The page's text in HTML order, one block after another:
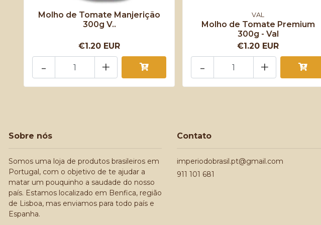
Molho de Tomate Manjerição
300g V..
€1.20 EUR
+
-
VAL
Molho de Tomate Premium
300g - Val
€1.20 EUR
+
-
Sobre nós
Somos uma loja de produtos brasileiros em
Portugal, com o objetivo de te ajudar a
matar um pouquinho a saudade do nosso
país. Estamos localizado em Benfica, região
de Lisboa, mas enviamos para todo país e
Espanha.
Contato
imperiodobrasil.pt@gmail.com
911 101 681